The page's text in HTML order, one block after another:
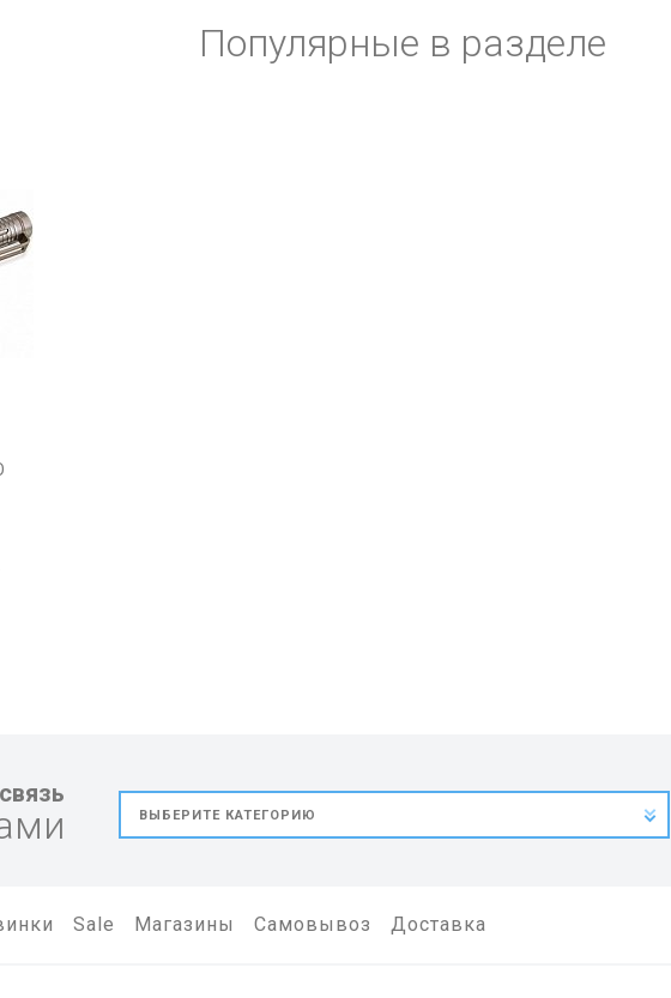
Популярные в разделе
Sale Магазины Самовывоз Доставка